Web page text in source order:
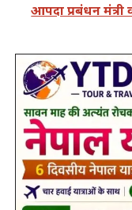
आपदा प्रबंधन